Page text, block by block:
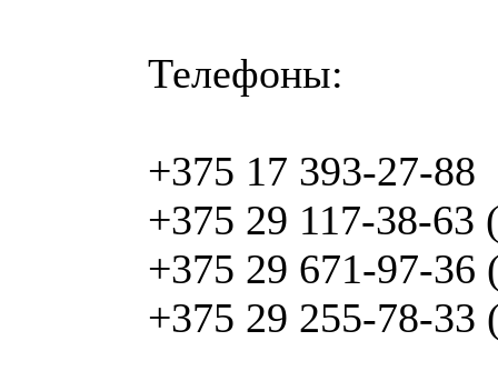
Телефоны:
+375 17 393-27-88
+375 29 117-38-63
+375 29 671-97-36
+375 29 255-78-